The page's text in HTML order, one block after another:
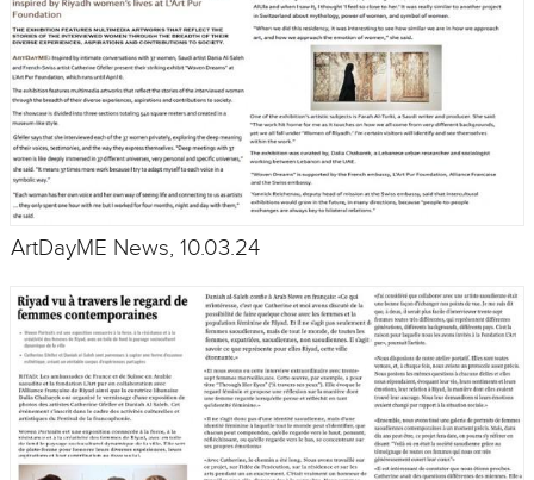
ArtDayME News, 10.03.24